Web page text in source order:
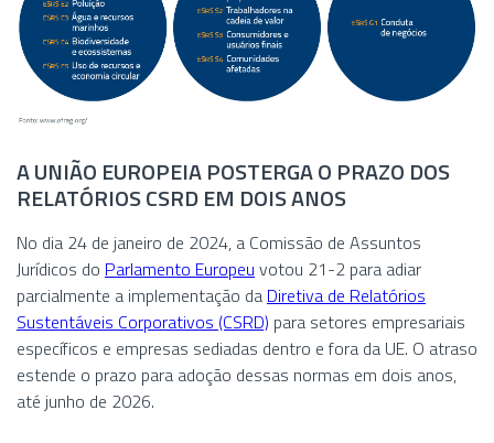
A UNIÃO EUROPEIA POSTERGA O PRAZO DOS
RELATÓRIOS CSRD EM DOIS ANOS
No dia 24 de janeiro de 2024, a Comissão de Assuntos
Jurídicos do Parlamento Europeu votou 21-2 para adiar
parcialmente a implementação da Diretiva de Relatórios
Sustentáveis ​​Corporativos (CSRD) para setores empresariais
específicos e empresas sediadas dentro e fora da UE. O atraso
estende o prazo para adoção dessas normas em dois anos,
até junho de 2026.